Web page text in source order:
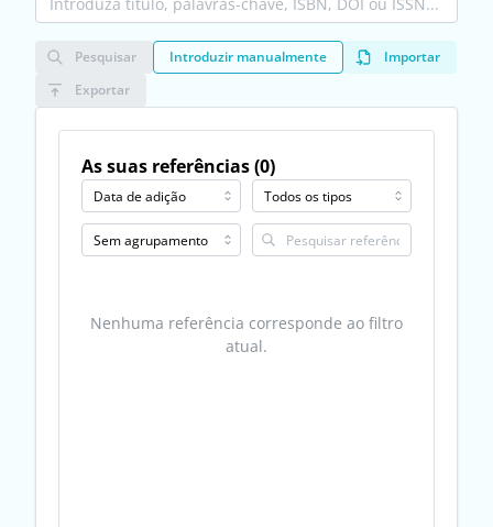
Pesquisar Introduzir manualmente
Importar
Exportar
As suas referências (0)
Nenhuma referência corresponde ao filtro
atual.